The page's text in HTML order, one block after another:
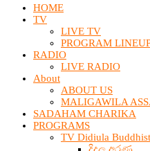
HOME
TV
LIVE TV
PROGRAM
RADIO
LIVE RADIO
About
ABOUT US
MALIGAWILA
SADAHAM CHARIKA
PROGRAMS
TV Didiula Buddhist